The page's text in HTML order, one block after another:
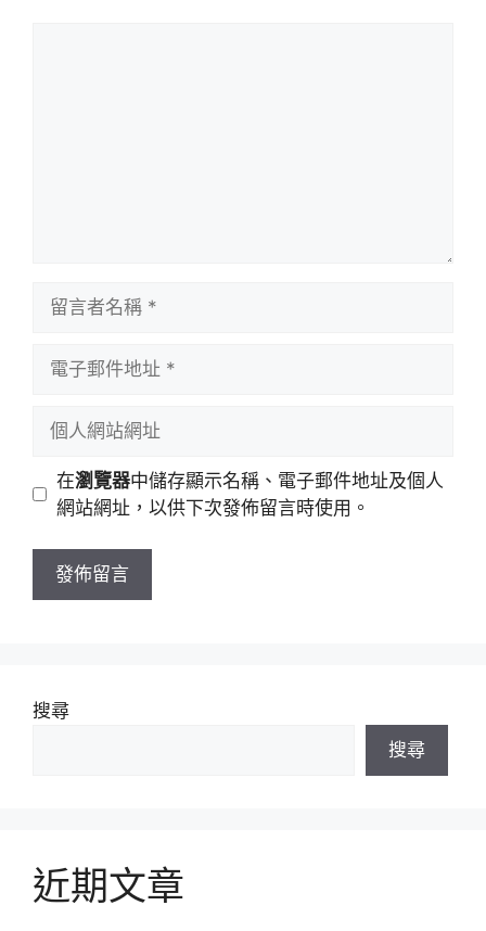
址
站
址
在瀏覽器中儲存顯示名稱、電子郵件地址及個人
網站網址，以供下次發佈留言時使用。
搜尋
搜尋
近期文章